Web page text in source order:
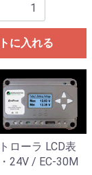
に入れる
ローラ LCD表
24V / EC-30M